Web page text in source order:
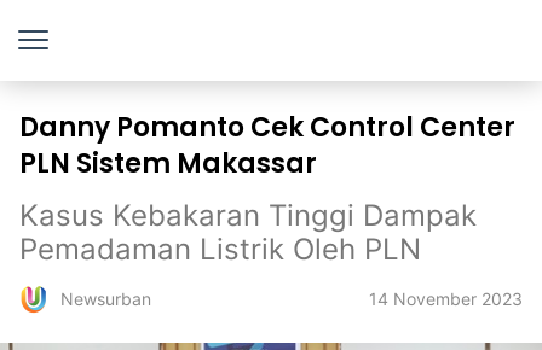
Danny Pomanto Cek Control Center
PLN Sistem Makassar
Kasus Kebakaran Tinggi Dampak
Pemadaman Listrik Oleh PLN
Newsurban 14 November 2023